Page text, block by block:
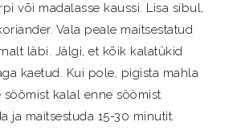
või madalasse kaussi. Lisa sibul,
Vala peale maitsestatud
läbi. Jälgi, et kõik kalatükid
kaetud. Kui pole, pigista mahla
kalal enne söömist
ja maitsestuda 15-30 minutit.